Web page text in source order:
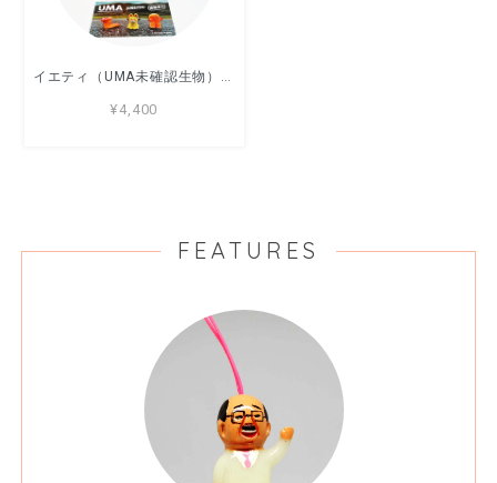
イエティ（UMA未確認生物）/ ソフビ / デハラユキノリ
¥4,400
FEATURES